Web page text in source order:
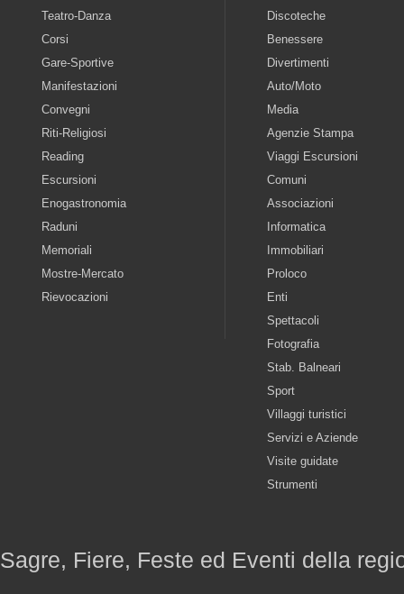
Teatro-Danza
Corsi
Gare-Sportive
Manifestazioni
Convegni
Riti-Religiosi
Reading
Escursioni
Enogastronomia
Raduni
Memoriali
Mostre-Mercato
Rievocazioni
Discoteche
Benessere
Divertimenti
Auto/Moto
Media
Agenzie Stampa
Viaggi Escursioni
Comuni
Associazioni
Informatica
Immobiliari
Proloco
Enti
Spettacoli
Fotografia
Stab. Balneari
Sport
Villaggi turistici
Servizi e Aziende
Visite guidate
Strumenti
Sagre, Fiere, Feste ed Eventi della